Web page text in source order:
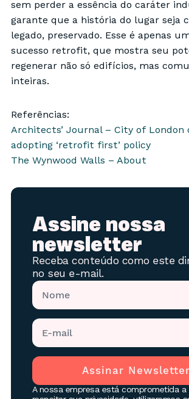
sem perder a essência do caráter
garante que a história do lugar seja
legado, preservado. Esse é apenas
sucesso retrofit, que mostra seu
regenerar não só edifícios, mas
inteiras.
Referências:
Architects’ Journal – City of London
adopting ‘retrofit first’ policy
The Wynwood Walls – About
Assine nossa
newsletter
Receba conteúdo como este
no seu e-mail.
Assinar Newsletter
A nossa empresa está comprometida a